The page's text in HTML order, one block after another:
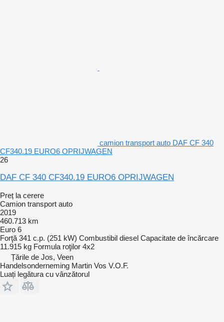
camion transport auto DAF CF 340
CF340.19 EURO6 OPRIJWAGEN
26
DAF CF 340 CF340.19 EURO6 OPRIJWAGEN
Preț la cerere
Camion transport auto
2019
460.713 km
Euro 6
Forţă 341 c.p. (251 kW) Combustibil diesel Capacitate de încărcare
11.915 kg Formula roţilor 4x2
Țările de Jos, Veen
Handelsonderneming Martin Vos V.O.F.
Luați legătura cu vânzătorul